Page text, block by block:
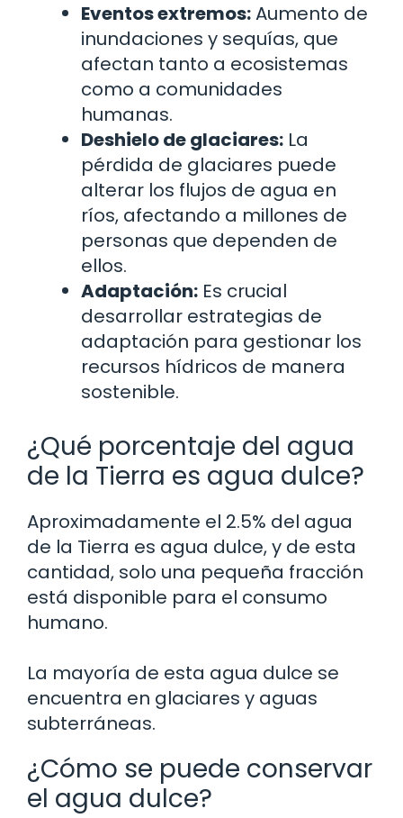
Eventos extremos:Aumento de
inundaciones y sequías, que
afectan tanto a ecosistemas
como a comunidades
humanas.
Deshielo de glaciares: La
pérdida de glaciares puede
alterar los flujos de agua en
ríos, afectando a millones de
personas que dependen de
ellos.
Adaptación: Es crucial
desarrollar estrategias de
adaptación para gestionar los
recursos hídricos de manera
sostenible.
¿Qué porcentaje del agua
de la Tierra es agua dulce?
Aproximadamente el 2.5% del agua
de la Tierra es agua dulce, y de esta
cantidad, solo una pequeña fracción
está disponible para el consumo
humano.
La mayoría de esta agua dulce se
encuentra en glaciares y aguas
subterráneas.
¿Cómo se puede conservar
el agua dulce?